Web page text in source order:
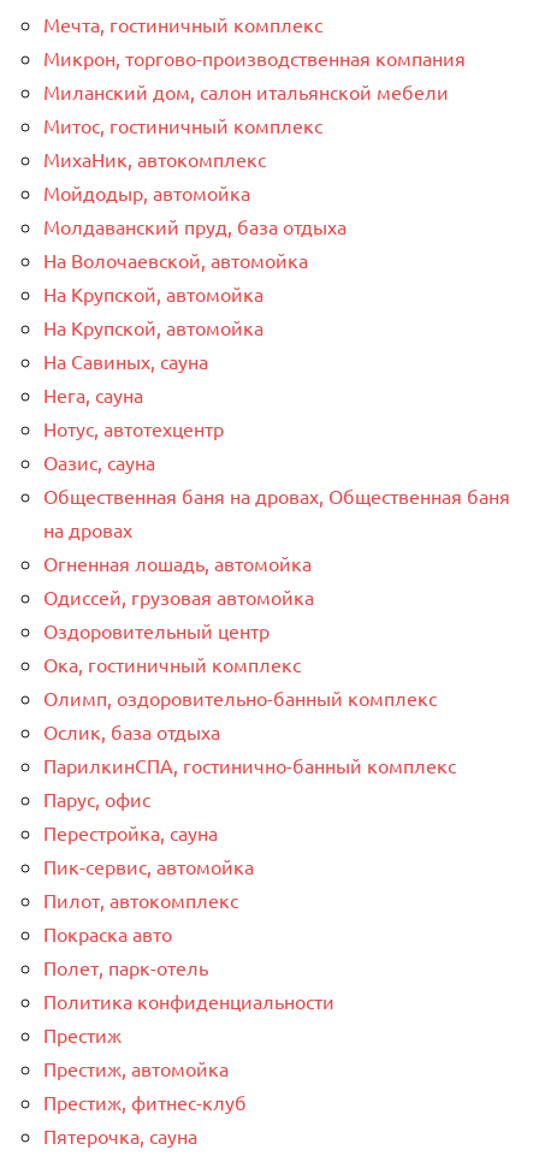
Мечта, гостиничный комплекс
Микрон, торгово-производственная компания
Миланский дом, салон итальянской мебели
Митос, гостиничный комплекс
МихаНик, автокомплекс
Мойдодыр, автомойка
Молдаванский пруд, база отдыха
На Волочаевской, автомойка
На Крупской, автомойка
На Крупской, автомойка
На Савиных, сауна
Нега, сауна
Нотус, автотехцентр
Оазис, сауна
Общественная баня на дровах, Общественная баня
на дровах
Огненная лошадь, автомойка
Одиссей, грузовая автомойка
Оздоровительный центр
Ока, гостиничный комплекс
Олимп, оздоровительно-банный комплекс
Ослик, база отдыха
ПарилкинСПА, гостинично-банный комплекс
Парус, офис
Перестройка, сауна
Пик-сервис, автомойка
Пилот, автокомплекс
Покраска авто
Полет, парк-отель
Политика конфиденциальности
Престиж
Престиж, автомойка
Престиж, фитнес-клуб
Пятерочка, сауна